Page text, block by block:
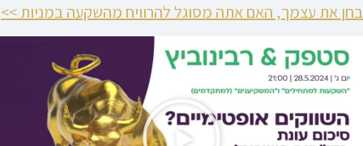
בחן את עצמך, האם אתה מסוגל להרוויח מהשקעה במניות >>
נגן
וידאו